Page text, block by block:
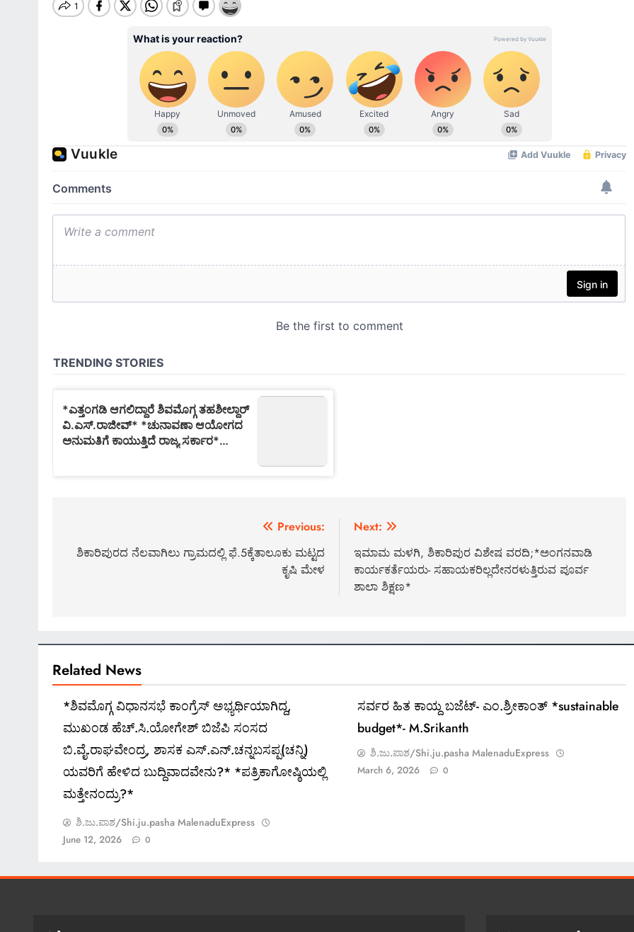
navigation
Previous:
ಶಿಕಾರಿಪುರದ ನೆಲವಾಗಿಲು ಗ್ರಾಮದಲ್ಲಿ ಫೆ.5ಕ್ಕೆತಾಲೂಕು ಮಟ್ಟದ
ಕೃಷಿ ಮೇಳ
Next:
ಇಮಾಮ ಮಳಗಿ, ಶಿಕಾರಿಪುರ ವಿಶೇಷ ವರದಿ;*ಅಂಗನವಾಡಿ
ಕಾರ್ಯಕರ್ತೆಯರು- ಸಹಾಯಕರಿಲ್ಲದೇನರಳುತ್ತಿರುವ ಪೂರ್ವ
ಶಾಲಾ ಶಿಕ್ಷಣ*
Related News
*ಶಿವಮೊಗ್ಗ ವಿಧಾನಸಭೆ ಕಾಂಗ್ರೆಸ್ ಅಭ್ಯರ್ಥಿಯಾಗಿದ್ದ,
ಮುಖಂಡ ಹೆಚ್.ಸಿ.ಯೋಗೇಶ್ ಬಿಜೆಪಿ ಸಂಸದ
ಬಿ.ವೈ.ರಾಘವೇಂದ್ರ, ಶಾಸಕ ಎಸ್.ಎನ್.ಚನ್ನಬಸಪ್ಪ(ಚನ್ನಿ)
ಯವರಿಗೆ ಹೇಳಿದ ಬುದ್ದಿವಾದವೇನು?* *ಪತ್ರಿಕಾಗೋಷ್ಠಿಯಲ್ಲಿ
ಮತ್ತೇನಂದ್ರು?*
ಶಿ.ಜು.ಪಾಶ/Shi.ju.pasha MalenaduExpress
June 12, 2026 0
ಸರ್ವರ ಹಿತ ಕಾಯ್ದ ಬಜೆಟ್- ಎಂ.ಶ್ರೀಕಾಂತ್ *sustainable
budget*- M.Srikanth
ಶಿ.ಜು.ಪಾಶ/Shi.ju.pasha MalenaduExpress
March 6, 2026 0